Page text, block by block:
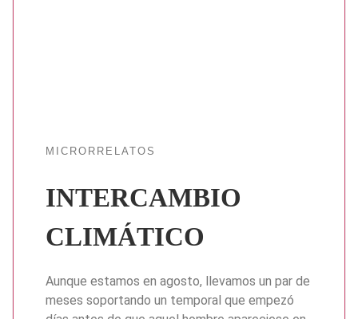
MICRORRELATOS
INTERCAMBIO
CLIMÁTICO
Aunque estamos en agosto, llevamos un par de
meses soportando un temporal que empezó